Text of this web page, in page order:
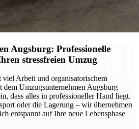
Augsburg: Professionelle
stressfreien Umzug
Arbeit und organisatorischem
Umzugsunternehmen Augsburg
dass alles in professioneller Hand liegt.
oder die Lagerung – wir übernehmen
entspannt auf Ihre neue Lebensphase